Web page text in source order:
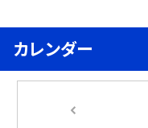
カレンダー